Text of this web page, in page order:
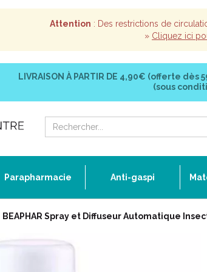
Attention : Des restrictions de
» Cliquez ici
LIVRAISON À PARTIR DE 4,90€ (offerte dès
(sous
Parapharmacie Anti-gaspi
BEAPHAR Spray et Diffuseur Automatique